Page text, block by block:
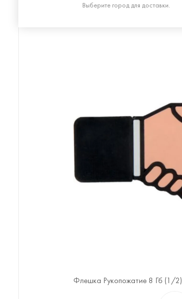
Выберите город для доставки.
Флешка Ключ 8 Гб
Флешка Рукопожатие 8 Гб (1 /2)